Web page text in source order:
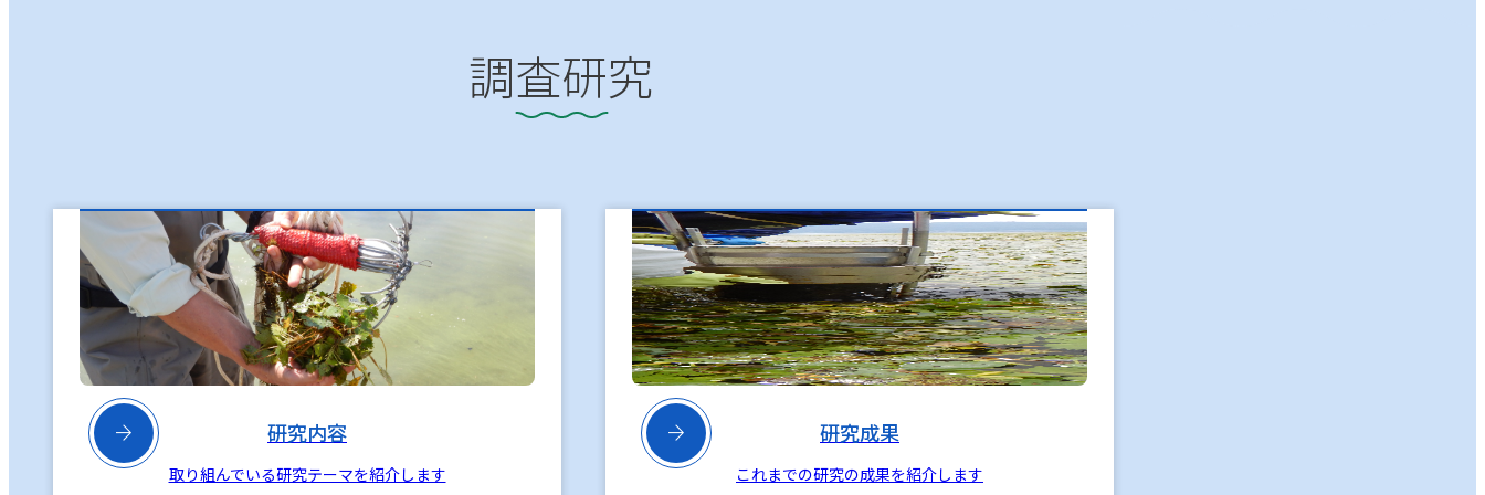
調査研究
 研究内容
取り組んでいる研究テーマを紹介します
 研究成果
これまでの研究の成果を紹介します